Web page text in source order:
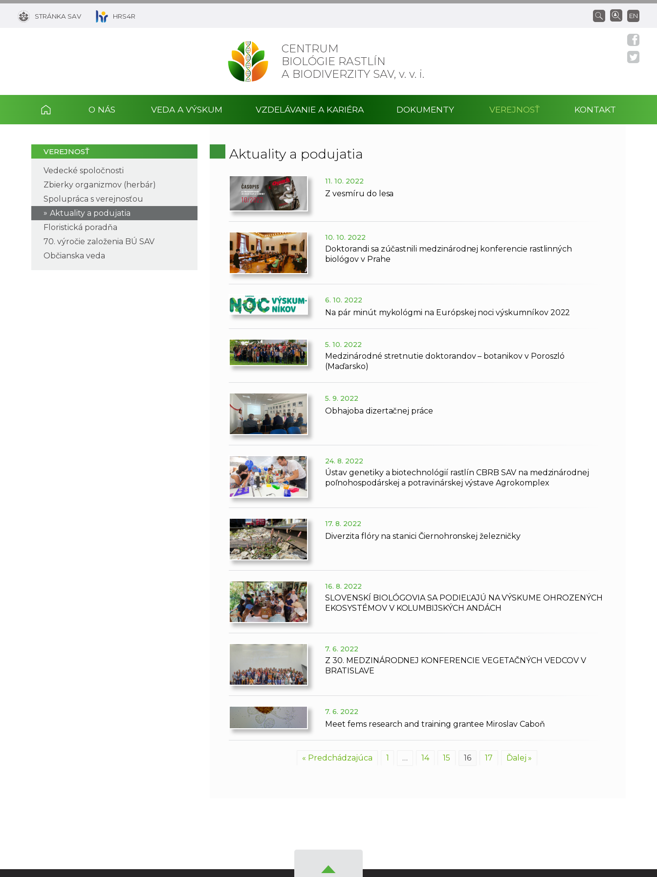
CENTRUM
BIOLÓGIE RASTLÍN
A BIODIVERZITY SAV, v. v. i.
STRÁNKA SAV HRS4R EN
O NÁS VEDA A VÝSKUM VZDELÁVANIE A KARIÉRA DOKUMENTY VEREJNOSŤ KONTAKT
VEREJNOSŤ
Vedecké spoločnosti
Zbierky organizmov (herbár)
Spolupráca s verejnosťou
Aktuality a podujatia
Floristická poradňa
70. výročie založenia BÚ SAV
Občianska veda
Aktuality a podujatia
11. 10. 2022
Z vesmíru do lesa
10. 10. 2022
Doktorandi sa zúčastnili medzinárodnej konferencie rastlinných
biológov v Prahe
6. 10. 2022
Na pár minút mykológmi na Európskej noci výskumníkov 2022
5. 10. 2022
Medzinárodné stretnutie doktorandov – botanikov v Poroszló
(Maďarsko)
5. 9. 2022
Obhajoba dizertačnej práce
24. 8. 2022
Ústav genetiky a biotechnológií rastlín CBRB SAV na medzinárodnej
poľnohospodárskej a potravinárskej výstave Agrokomplex
17. 8. 2022
Diverzita flóry na stanici Čiernohronskej železničky
16. 8. 2022
SLOVENSKÍ BIOLÓGOVIA SA PODIEĽAJÚ NA VÝSKUME OHROZENÝCH
EKOSYSTÉMOV V KOLUMBIJSKÝCH ANDÁCH
7. 6. 2022
Z 30. MEDZINÁRODNEJ KONFERENCIE VEGETAČNÝCH VEDCOV V
BRATISLAVE
7. 6. 2022
Meet fems research and training grantee Miroslav Caboň
« Predchádzajúca 1 … 14 15 16 17 Ďalej »